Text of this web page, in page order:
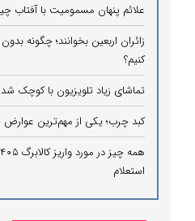
علائم پنهان مسمومیت با آفتاب
زائران اربعین بخوانند؛ چگونه
کنیم؟
تماشای زیاد تلویزیون با کوچک
کبد چرب؛ یکی از مهم‌ترین عوارض
استعلام